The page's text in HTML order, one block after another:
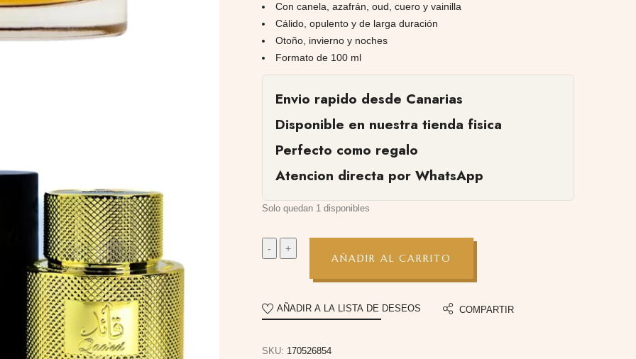
Con canela, azafrán, oud, cuero y vainilla
Cálido, opulento y de larga duración
Otoño, invierno y noches
Formato de 100 ml
Envio rapido desde Canarias
Disponible en nuestra tienda fisica
Perfecto como regalo
Atencion directa por WhatsApp
Solo quedan 1 disponibles
AÑADIR AL CARRITO
AÑADIR A LA LISTA DE DESEOS COMPARTIR
SKU: 170526854